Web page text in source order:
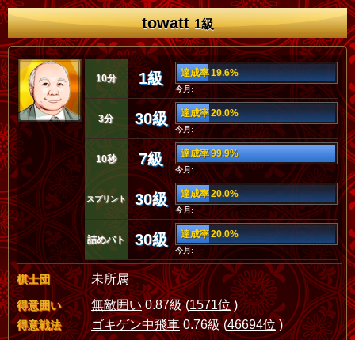
towatt1級
10分 1級 達成率 19.6%
今月:
3分 30級 達成率 20.0%
今月:
10秒 7級 達成率 99.9%
今月:
スプリント 30級 達成率 20.0%
今月:
詰めバト 30級 達成率 20.0%
今月:
棋士団 未所属
得意囲い 無敵囲い0.87級 (1571位)
得意戦法 ゴキゲン中飛車0.76級 (46694位)